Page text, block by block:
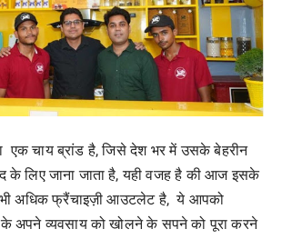
एक चाय ब्रांड है, जिसे देश भर में उसके बेहरीन
के लिए जाना जाता है, यही वजह है की आज इसके
अधिक फ्रैंचाइज़ी आउटलेट है, ये आपको
अपने व्यवसाय को खोलने के सपने को पूरा करने